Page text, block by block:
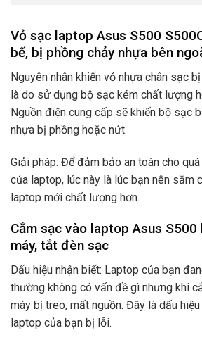
Vỏ sạc laptop Asus S500
bể, bị phồng chảy nhựa bên
Nguyên nhân khiến vỏ nhựa chân sạc
là do sử dụng bộ sạc kém chất lượng
Nguồn điện cung cấp sẽ khiến bộ sạc
nhựa bị phồng hoặc nứt.
Giải pháp: Để đảm bảo an toàn cho
của laptop, lúc này là lúc bạn nên sắm
laptop mới chất lượng hơn.
Cắm sạc vào laptop Asus
máy, tắt đèn sạc
Dấu hiệu nhận biết: Laptop của bạn
thường không có vấn đề gì nhưng khi
máy bị treo, mất nguồn. Đây là dấu
laptop của bạn bị lỗi.